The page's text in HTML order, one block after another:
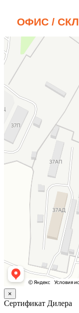
ОФИС /
×
Сертификат Дилера